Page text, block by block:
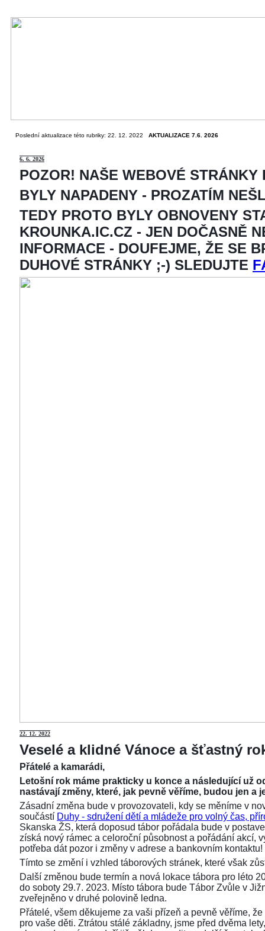
Poslední aktualizace této rubriky: 22. 12. 2022 AKTUALIZACE 7.6. 2026
6. 6. 2026
POZOR! NAŠE WEBOVÉ STRÁNKY
BYLY NAPADENY - PROZATÍM
TEDY PROTO BYLY OBNOVENY
KROUNKA.IC.CZ - JEN DOČASNĚ
INFORMACE - DOUFEJME, ŽE SE
DUHOVÉ STRÁNKY ;-) SLEDUJTE
22. 12. 2022
Veselé a klidné Vánoce a šťastný
Přátelé a kamarádi,
Letošní rok máme prakticky u konce a následující už
nastávají změny, které, jak pevně věříme, budou jen a
Zásadní změna bude v provozovateli, kdy se měníme v
součástí Duhy - sdružení dětí a mládeže pro volný čas,
Skanska ŽS, která doposud tábor pořádala bude v
získá nový rámec a celoroční působnost a pořádání akcí,
potřeba dát pozor i změny v adrese a bankovním kontaktu!
Tímto se změní i vzhled táborových stránek, které však
Další změnou bude termín a nová lokace tábora pro léto
do soboty 29.7. 2023. Místo tábora bude Tábor Zvůle v
zveřejněno v druhé polovině ledna.
Přátelé, všem děkujeme za vaši přízeň a pevně věříme,
pro vaše děti. Ztrátou stálé základny, jsme před dvěma